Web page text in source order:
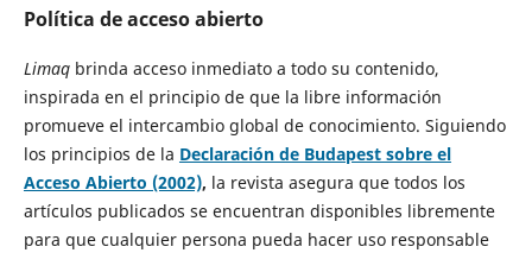
Política de acceso abierto
Limaqbrinda acceso inmediato a todo su contenido,
inspirada en el principio de que la libre información
promueve el intercambio global de conocimiento. Siguiendo
los principios de la Declaración de Budapest sobre el
Acceso Abierto (2002), la revista asegura que todos los
artículos publicados se encuentran disponibles libremente
para que cualquier persona pueda hacer uso responsable